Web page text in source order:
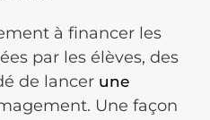
à financer les
par les élèves, des
de lancer une
Une façon